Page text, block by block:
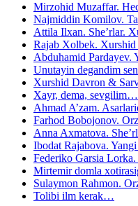
Mirzohid Muzaffar.
Najmiddin Komilov.
Attila Ilxan. She’rlar.
Rajab Xolbek.
Abduhamid Pardayev.
Unutayin degandim
Xurshid Davron &
Xayr, dema,
Ahmad A’zam.
Farhod Bobojonov.
Anna Axmatova.
Ibodat Rajabova. Yangi
Federiko Garsia
Mirtemir domla
Sulaymon Rahmon.
Tolibi ilm kerak…